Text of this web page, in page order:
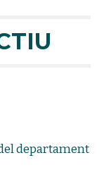
departament